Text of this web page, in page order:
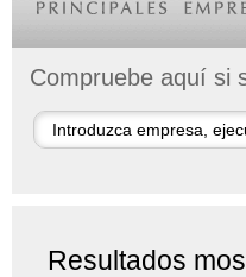
Compruebe aquí si
Resultados